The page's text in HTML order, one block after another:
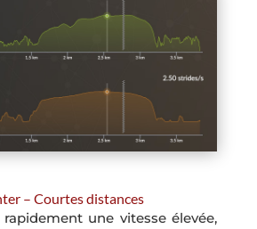
– Courtes distances
une vitesse élevée,